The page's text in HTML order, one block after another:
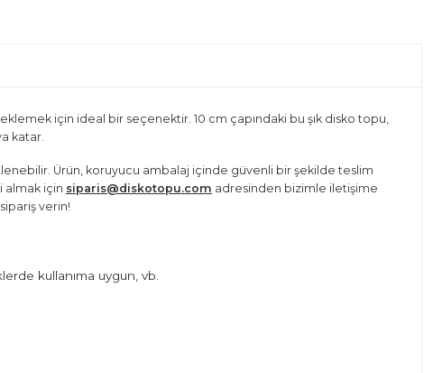
için ideal bir seçenektir. 10 cm çapındaki bu şık disko topu,
katar.
Ürün, koruyucu ambalaj içinde güvenli bir şekilde teslim
almak için siparis@diskotopu.com adresinden bizimle iletişime
verin!
kullanıma uygun, vb.